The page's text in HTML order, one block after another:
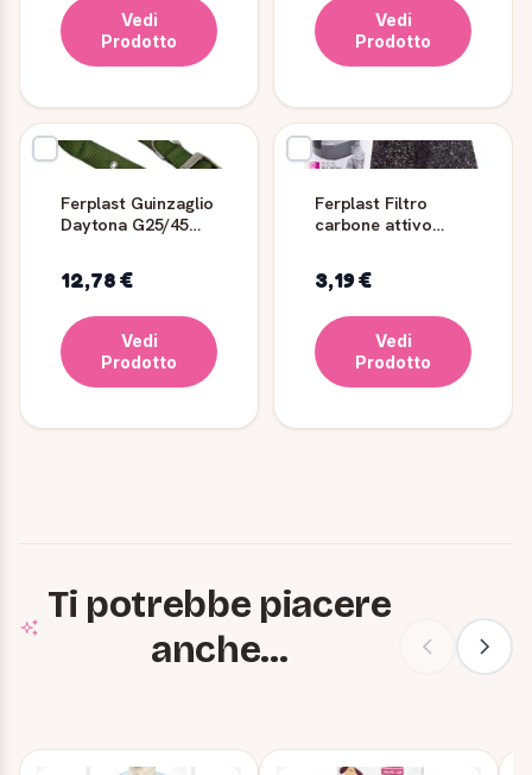
Vedi
Prodotto
Vedi
Prodotto
Ferplast Guinzaglio
Daytona G25/45
12,78 €
Vedi
Prodotto
Ferplast Filtro
carbone attivo
3,19 €
Vedi
Prodotto
Ti potrebbe piacere
anche...